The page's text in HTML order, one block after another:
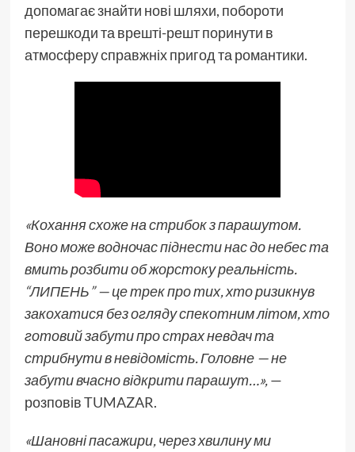
допомагає знайти нові шляхи, побороти
перешкоди та врешті-решт поринути в
атмосферу справжніх пригод та романтики.
«Кохання схоже на стрибок з парашутом.
Воно може водночас піднести нас до небес та
вмить розбити об жорстоку реальність.
“ЛИПЕНЬ”— це трек про тих, хто ризикнув
закохатися без огляду спекотним літом, хто
готовий забути про страх невдач та
стрибнути в невідомість. Головне — не
забути вчасно відкрити парашут…»,—
розповівTUMAZAR.
«Шановні пасажири, через хвилину ми